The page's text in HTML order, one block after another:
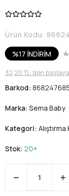
Ürün Kodu:
%17 İNDİRİM
32,20 TL 'den
Barkod:
Marka: Sema Baby
Kategori: Alıştırma
Stok: 20+